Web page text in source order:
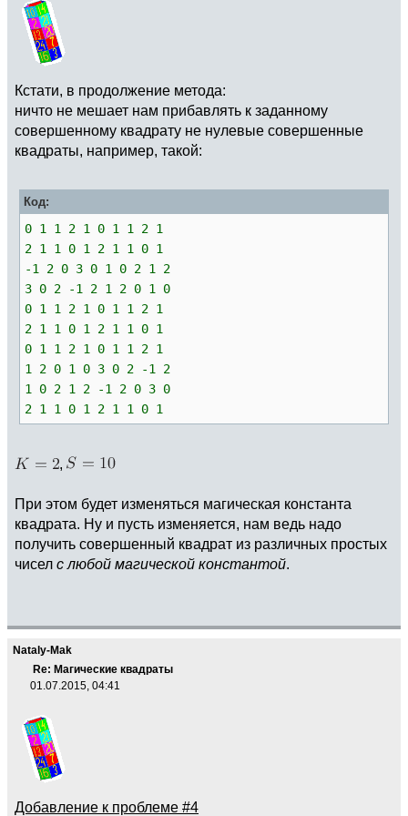
Кстати, в продолжение метода:
ничто не мешает нам прибавлять к заданному
совершенному квадрату не нулевые совершенные
квадраты, например, такой:
Код:
0 1 1 2 1 0 1 1 2 1
2 1 1 0 1 2 1 1 0 1
-1 2 0 3 0 1 0 2 1 2
3 0 2 -1 2 1 2 0 1 0
0 1 1 2 1 0 1 1 2 1
2 1 1 0 1 2 1 1 0 1
0 1 1 2 1 0 1 1 2 1
1 2 0 1 0 3 0 2 -1 2
1 0 2 1 2 -1 2 0 3 0
2 1 1 0 1 2 1 1 0 1
,
При этом будет изменяться магическая константа
квадрата. Ну и пусть изменяется, нам ведь надо
получить совершенный квадрат из различных простых
чисел с любой магической константой.
Nataly-Mak
Re: Магические квадраты
01.07.2015, 04:41
Добавление к проблеме #4